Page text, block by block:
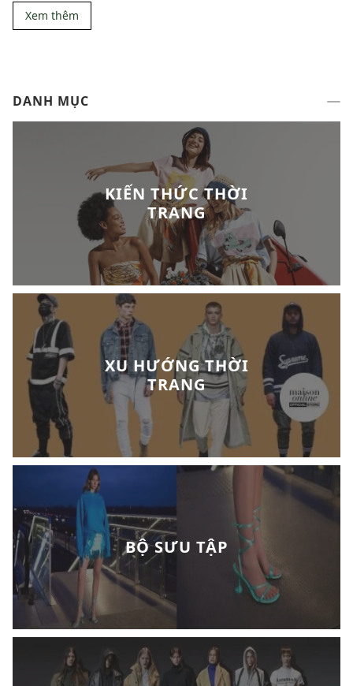
Xem thêm
DANH MỤC
KIẾN THỨC THỜI
TRANG
XU HƯỚNG THỜI
TRANG
BỘ SƯU TẬP